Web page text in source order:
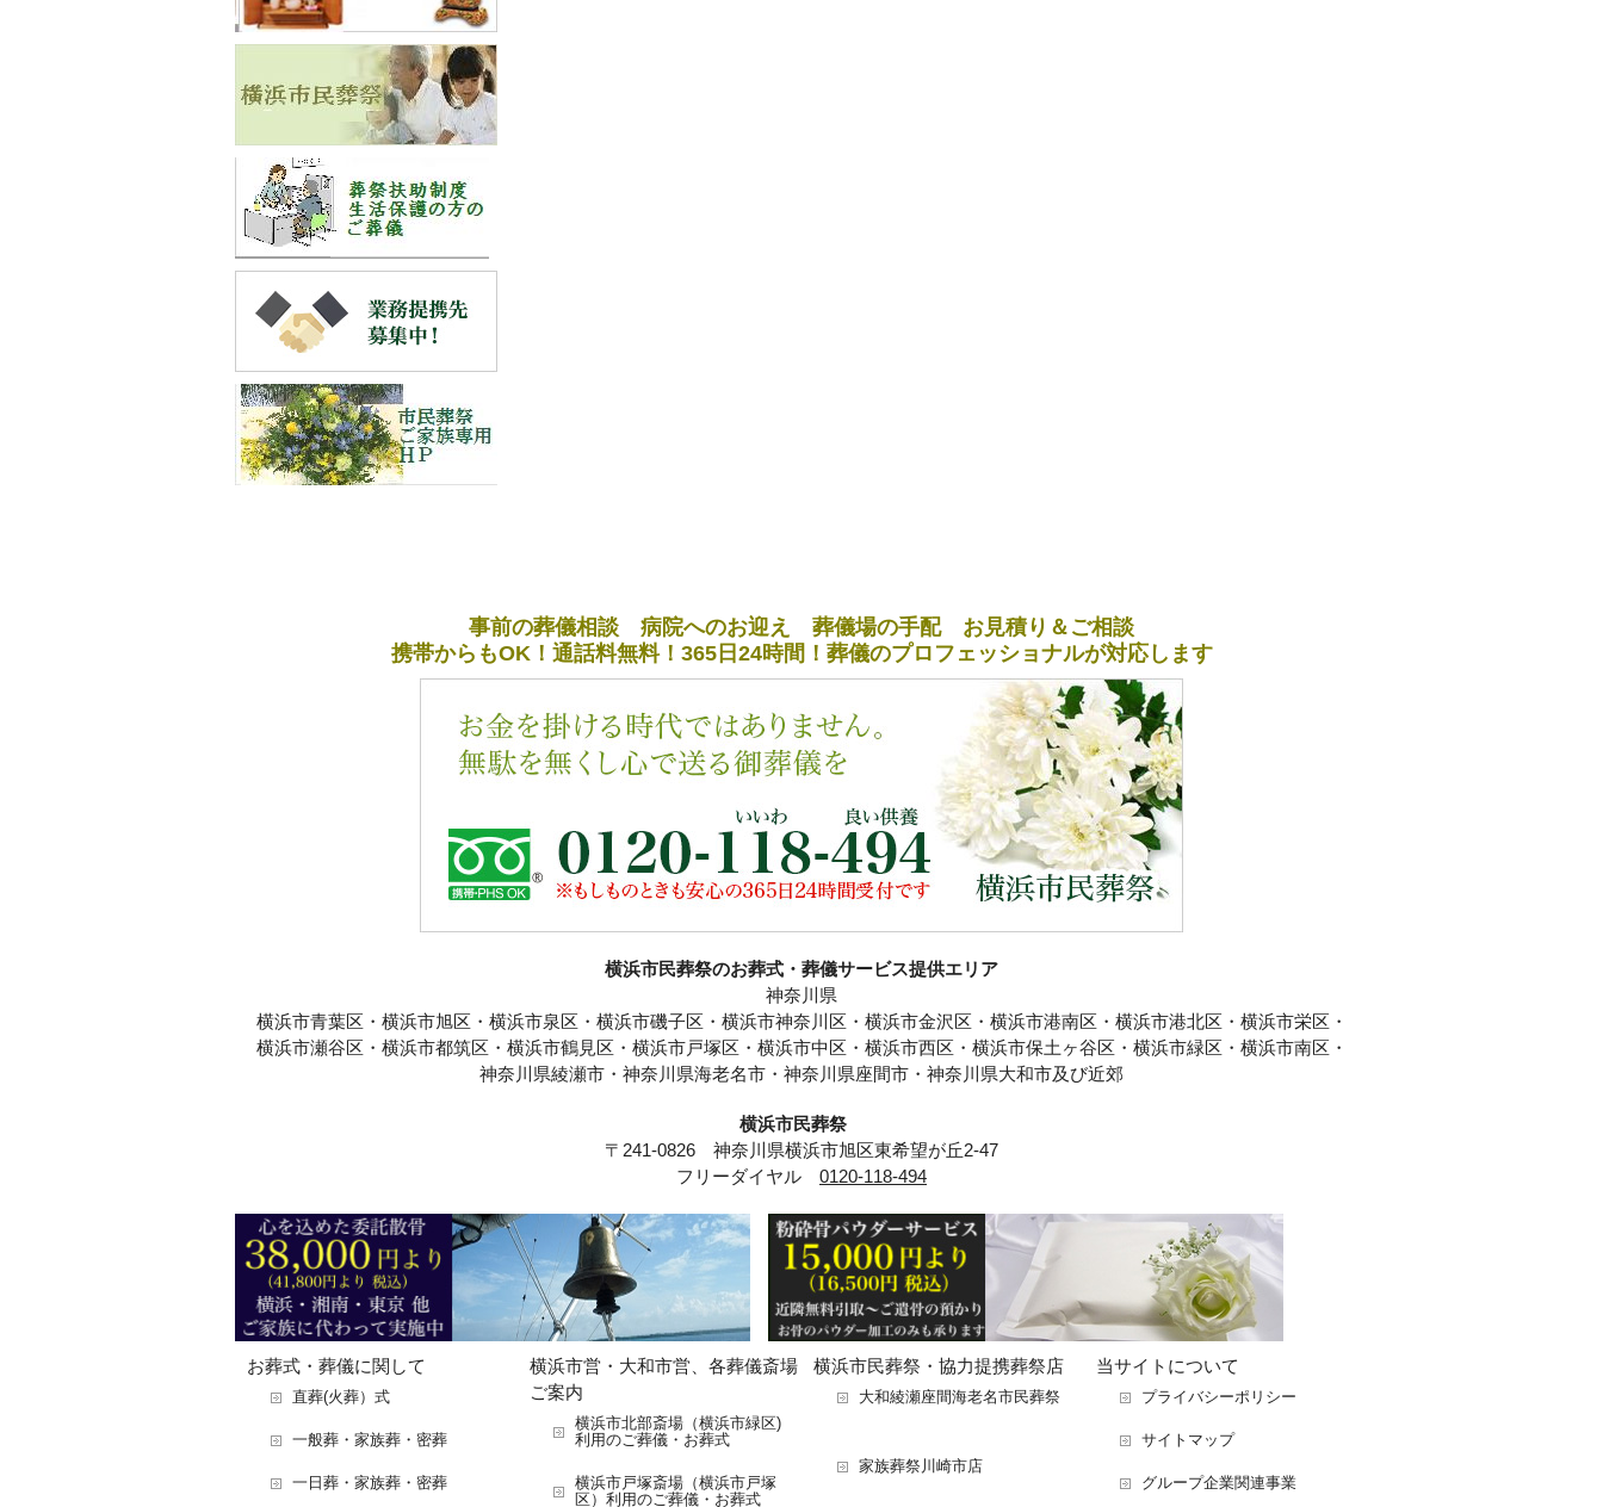
事前の葬儀相談 病院へのお迎え 葬儀場の手配 お見積り＆ご相談
携帯からもOK！通話料無料！365日24時間！葬儀のプロフェッショナルが対応します
横浜市民葬祭のお葬式・葬儀サービス提供エリア
神奈川県
横浜市青葉区・横浜市旭区・横浜市泉区・横浜市磯子区・横浜市神奈川区・横浜市金沢区・横浜市港南区・横浜市港北区・横浜市栄区・
横浜市瀬谷区・横浜市都筑区・横浜市鶴見区・横浜市戸塚区・横浜市中区・横浜市西区・横浜市保土ヶ谷区・横浜市緑区・横浜市南区・
神奈川県綾瀬市・神奈川県海老名市・神奈川県座間市・神奈川県大和市及び近郊
横浜市民葬祭
〒241-0826 神奈川県横浜市旭区東希望が丘2-47
フリーダイヤル 0120-118-494
お葬式・葬儀に関して
直葬(火葬）式
一般葬・家族葬・密葬
一日葬・家族葬・密葬
横浜市営・大和市営、各葬儀斎場
ご案内
横浜市北部斎場（横浜市緑区)
利用のご葬儀・お葬式
横浜市戸塚斎場（横浜市戸塚
区）利用のご葬儀・お葬式
横浜市民葬祭・協力提携葬祭店
大和綾瀬座間海老名市民葬祭
家族葬祭川崎市店
当サイトについて
プライバシーポリシー
サイトマップ
グループ企業関連事業